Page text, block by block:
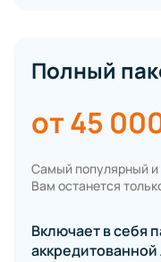
Полный
от 45
Самый популярный и
Вам останется
Включает в себя